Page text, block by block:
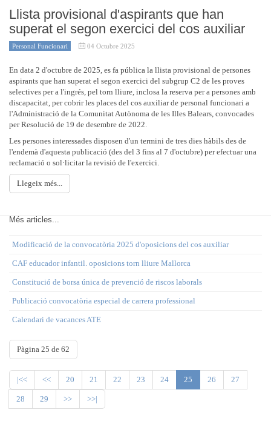
Llista provisional d'aspirants que han
superat el segon exercici del cos auxiliar
Personal Funcionari 04 Octubre 2025
En data 2 d'octubre de 2025, es fa pública la llista provisional de persones
aspirants que han superat el segon exercici del subgrup C2 de les proves
selectives per a l'ingrés, pel torn lliure, inclosa la reserva per a persones amb
discapacitat, per cobrir les places del cos auxiliar de personal funcionari a
l'Administració de la Comunitat Autònoma de les Illes Balears, convocades
per Resolució de 19 de desembre de 2022.
Les persones interessades disposen d'un termini de tres dies hàbils des de
l'endemà d'aquesta publicació (des del 3 fins al 7 d'octubre) per efectuar una
reclamació o sol·licitar la revisió de l'exercici.
Llegeix més...
Més articles...
Modificació de la convocatòria 2025 d'oposicions del cos auxiliar
CAF educador infantil. oposicions torn lliure Mallorca
Constitució de borsa única de prevenció de riscos laborals
Publicació convocatòria especial de carrera professional
Calendari de vacances ATE
Pàgina 25 de 62
|<< << 20 21 22 23 24 25 26 27
28 29 >> >>|